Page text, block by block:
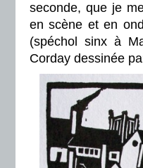
seconde, que je
en scène et en
(spéchol sinx à
Corday dessinée